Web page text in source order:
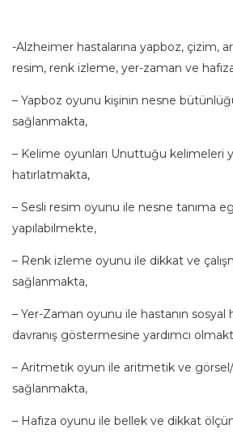
-Alzheimer hastalarına yapboz, çizim,
resim, renk izleme, yer-zaman ve hafıza
– Yapboz oyunu kişinin nesne
sağlanmakta,
– Kelime oyunları Unuttuğu kelimeleri
hatırlatmakta,
– Sesli resim oyunu ile nesne tanıma
yapılabilmekte,
– Renk izleme oyunu ile dikkat ve
sağlanmakta,
– Yer-Zaman oyunu ile hastanın
davranış göstermesine yardımcı
– Aritmetik oyun ile aritmetik ve
sağlanmakta,
– Hafıza oyunu ile bellek ve dikkat